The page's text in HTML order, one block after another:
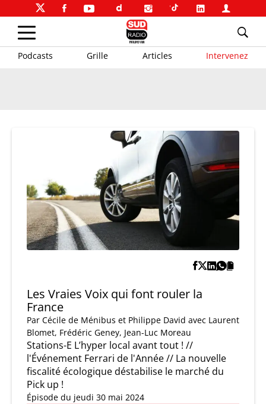
Podcasts Grille Articles Intervenez
Les Vraies Voix qui font rouler la
France
Par Cécile de Ménibus et Philippe David avec Laurent
Blomet, Frédéric Geney, Jean-Luc Moreau
Stations-E L’hyper local avant tout ! //
l'Événement Ferrari de l'Année // La nouvelle
fiscalité écologique déstabilise le marché du
Pick up !
Épisode du jeudi 30 mai 2024